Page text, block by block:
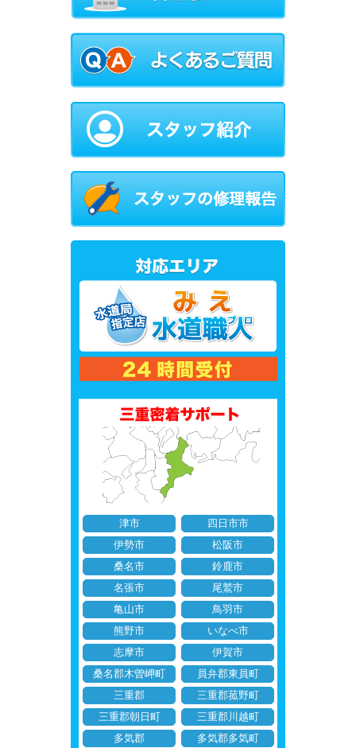
津市
四日市市
伊勢市
松阪市
桑名市
鈴鹿市
名張市
尾鷲市
亀山市
鳥羽市
熊野市
いなべ市
志摩市
伊賀市
桑名郡木曽岬町
員弁郡東員町
三重郡
三重郡菰野町
三重郡朝日町
三重郡川越町
多気郡
多気郡多気町